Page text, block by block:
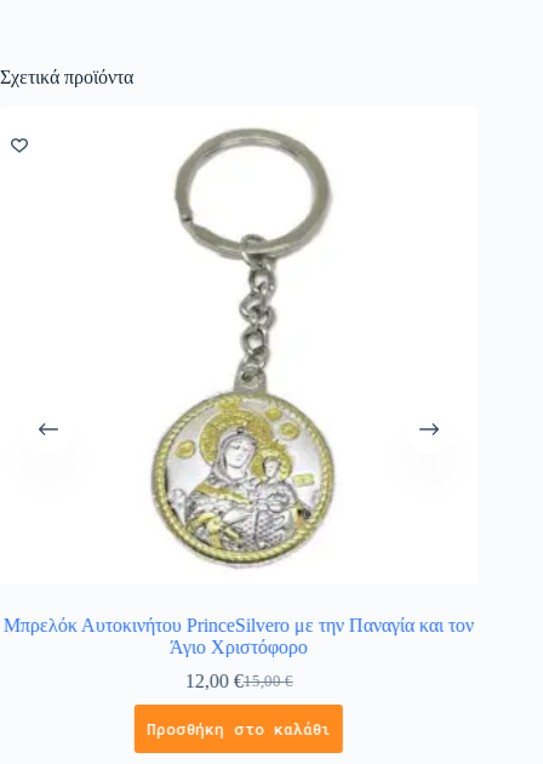
Σχετικά προϊόντα
Μπρελόκ Αυτοκινήτου PrinceSilvero με την Παναγία και τον
Άγιο Χριστόφορο
15,00€
12,00 €
Προσθήκη στο καλάθι